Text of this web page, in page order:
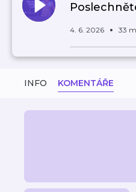
4. 6. 2026 33
INFO KOMENTÁŘE